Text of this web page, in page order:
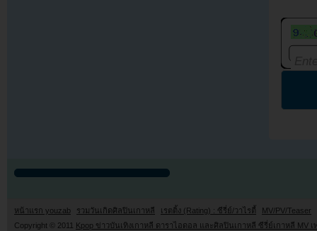
หน้าแรก youzab รวมวันเกิดศิลปินเกาหลี เรตติ้ง (Rating) : ซีรี่ย์/วาไรตี้
MV/PV/Teaser
Copyright © 2011 Kpop ข่าวบันเทิงเกาหลี ดาราไอดอล และศิลปินเกาหลี ซีรี่ย์เกาหลี MV